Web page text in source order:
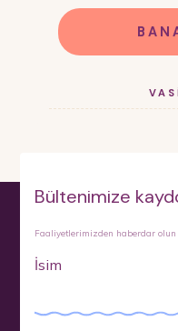
Bültenimize
Faaliyetlerimizden haberdar olun
İsim